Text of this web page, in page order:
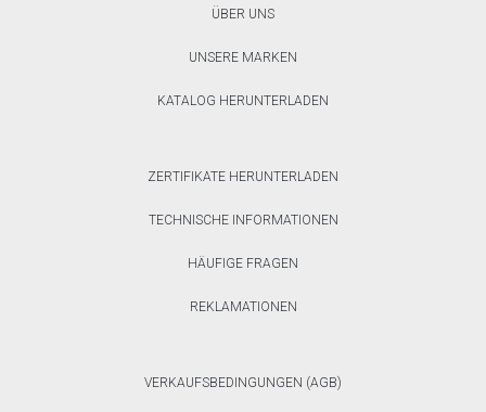
ÜBER UNS
UNSERE MARKEN
KATALOG HERUNTERLADEN
ZERTIFIKATE HERUNTERLADEN
TECHNISCHE INFORMATIONEN
HÄUFIGE FRAGEN
REKLAMATIONEN
VERKAUFSBEDINGUNGEN (AGB)